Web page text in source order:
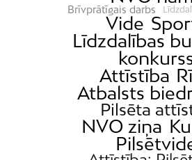
Brīvprātīgais darbs
Vide
Līdzdalības
Attīstība
Atbalsts
Pilsēta
NVO ziņa